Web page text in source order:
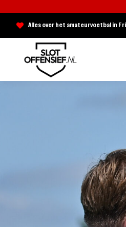
Alles over het amateurvoetbal in